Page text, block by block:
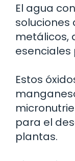
El agua
soluciones
metálicos,
Estos
para el
plantas.